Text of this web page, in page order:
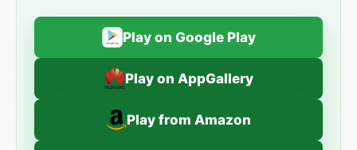
Play on Google Play
Play on AppGallery
Play from Amazon